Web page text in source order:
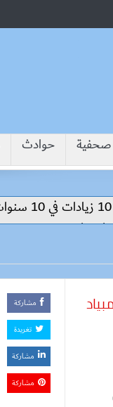
حوادث
مشاركة
تغريدة
مشاركة
مشاركة